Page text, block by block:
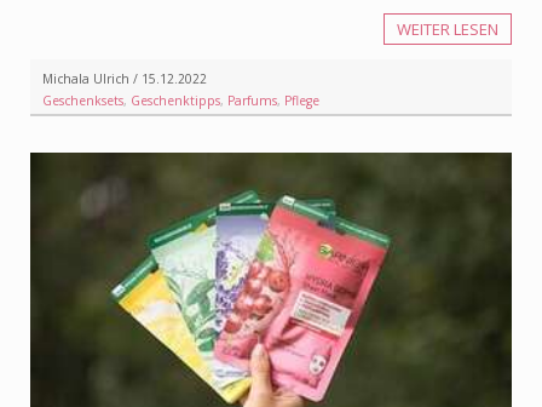
WEITER LESEN
Michala Ulrich / 15.12.2022
Geschenksets, Geschenktipps, Parfums, Pflege